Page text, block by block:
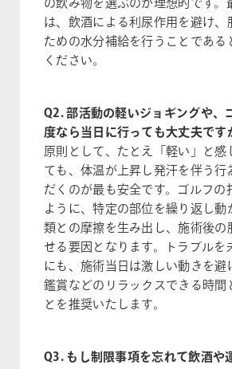
の飲み物を選ぶのが理想的です。
は、飲酒による利尿作用を避け、
ための水分補給を行うことである
ください。
Q2. 部活動の軽いジョギングや、
度なら当日に行っても大丈夫です
原則として、たとえ「軽い」と感
ても、体温が上昇し発汗を伴う行
だくのが最も安全です。ゴルフの
ように、特定の部位を繰り返し動
類との摩擦を生み出し、施術後の
せる要因となります。トラブルを
にも、施術当日は激しい動きを避
鑑賞などのリラックスできる時間
とを推奨いたします。
Q3. もし制限事項を忘れて飲酒や